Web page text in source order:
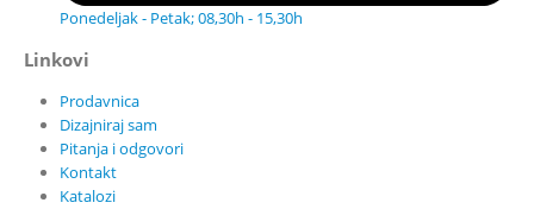
Ponedeljak - Petak; 08,30h - 15,30h
Linkovi
Prodavnica
Dizajniraj sam
Pitanja i odgovori
Kontakt
Katalozi